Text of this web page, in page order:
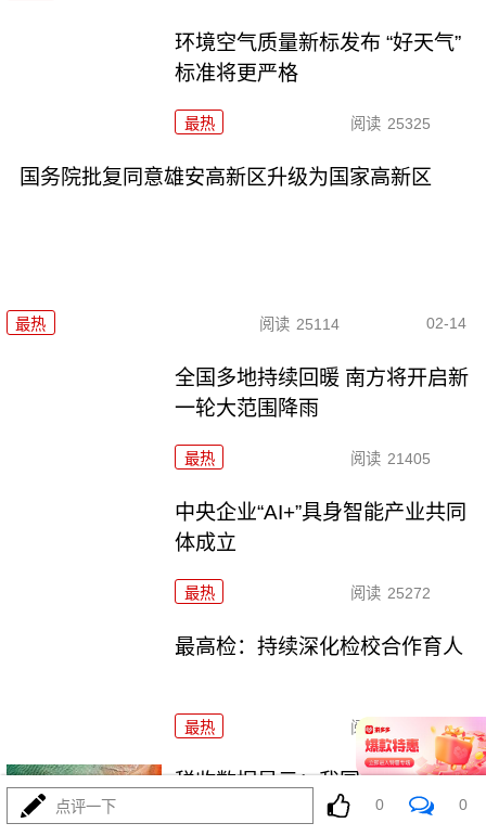
环境空气质量新标发布 “好天气”
标准将更严格
最热 阅读 25325
国务院批复同意雄安高新区升级为国家高新区
最热 阅读 25114 02-14
全国多地持续回暖 南方将开启新
一轮大范围降雨
最热 阅读 21405
中央企业“AI+”具身智能产业共同
体成立
最热 阅读 25272
最高检：持续深化检校合作育人
最热 阅读 21879
税收数据显示：我国经济社会绿
点评一下 0 0